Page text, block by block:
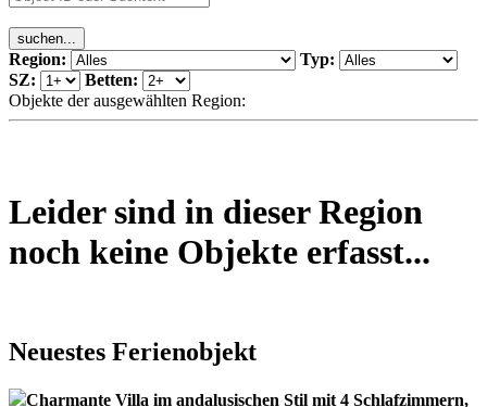
Region:
Typ:
SZ:
Betten:
Objekte der ausgewählten Region:
Leider sind in dieser Region
noch keine Objekte erfasst...
Neuestes Ferienobjekt
Charmante Villa im andalusischen Stil mit 4 Schlafzimmern,